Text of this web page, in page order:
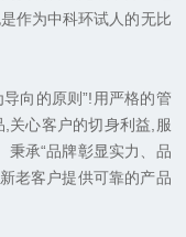
作为中科环试人的无比
向的原则”!用严格的管
关心客户的切身利益,服
秉承“品牌彰显实力、品
老客户提供可靠的产品